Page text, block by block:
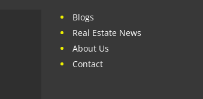
Blogs
Real Estate News
About Us
Contact